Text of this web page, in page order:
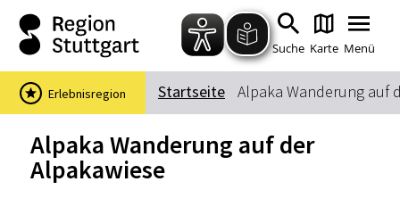
Zum Hauptinhalt springen
Zur Suche springen
Zur Hauptnavigation
Zum Footer springen
Suche Karte Menü
Suchbegriff
Startseite Alpaka Wanderung auf
Erlebnisregion
Alpaka Wanderung auf der
Alpakawiese